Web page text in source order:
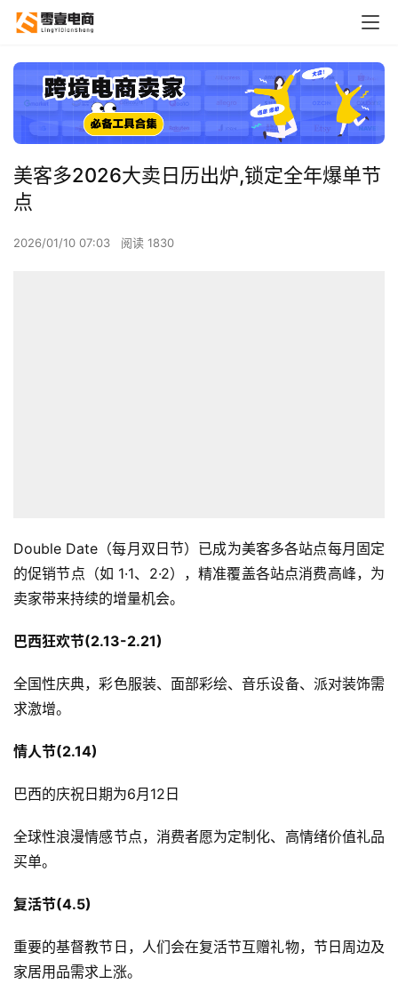
美客多2026大卖日历出炉,锁定全年爆单节
点
2026/01/10 07:03 阅读 1830
Double Date（每月双日节）已成为美客多各站点每月固定
的促销节点（如 1·1、2·2），精准覆盖各站点消费高峰，为
卖家带来持续的增量机会。
巴西狂欢节(2.13-2.21)
全国性庆典，彩色服装、面部彩绘、音乐设备、派对装饰需
求激增。
情人节(2.14)
巴西的庆祝日期为6月12日
全球性浪漫情感节点，消费者愿为定制化、高情绪价值礼品
买单。
复活节(4.5)
重要的基督教节日，人们会在复活节互赠礼物，节日周边及
家居用品需求上涨。